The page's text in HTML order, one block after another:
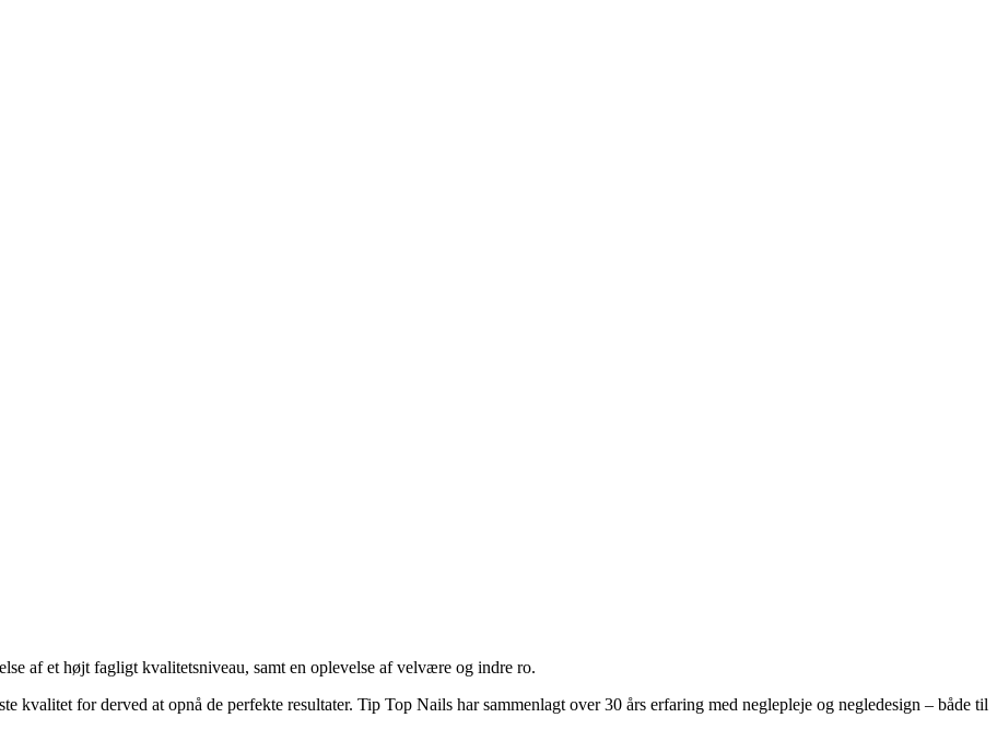
af et højt fagligt kvalitetsniveau, samt en oplevelse af velvære og indre ro.
kvalitet for derved at opnå de perfekte resultater. Tip Top Nails har sammenlagt over 30 års erfaring med neglepleje og negledesign – både til